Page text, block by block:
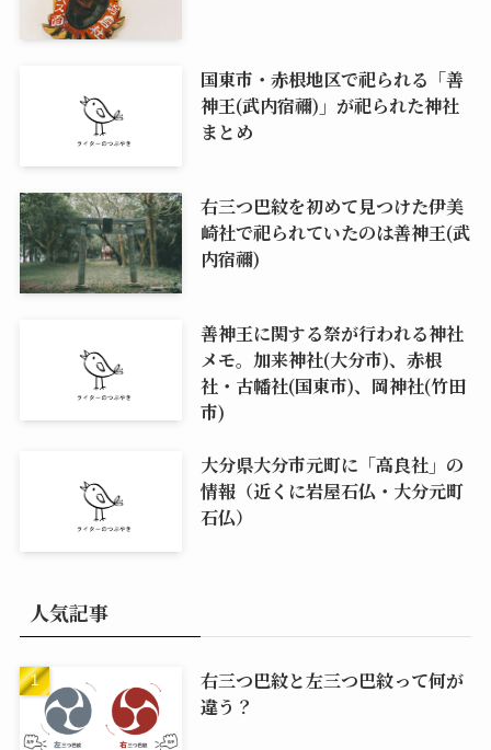
国東市・赤根地区で祀られる「善
神王(武内宿禰)」が祀られた神社
まとめ
右三つ巴紋を初めて見つけた伊美
崎社で祀られていたのは善神王(武
内宿禰)
善神王に関する祭が行われる神社
メモ。加来神社(大分市)、赤根
社・古幡社(国東市)、岡神社(竹田
市)
大分県大分市元町に「高良社」の
情報（近くに岩屋石仏・大分元町
石仏）
人気記事
右三つ巴紋と左三つ巴紋って何が
違う？